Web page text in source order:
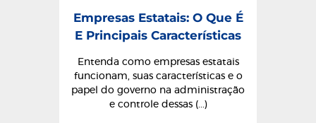
Empresas Estatais: O Que É
E Principais Características
Entenda como empresas estatais
funcionam, suas características e o
papel do governo na administração
e controle dessas (...)